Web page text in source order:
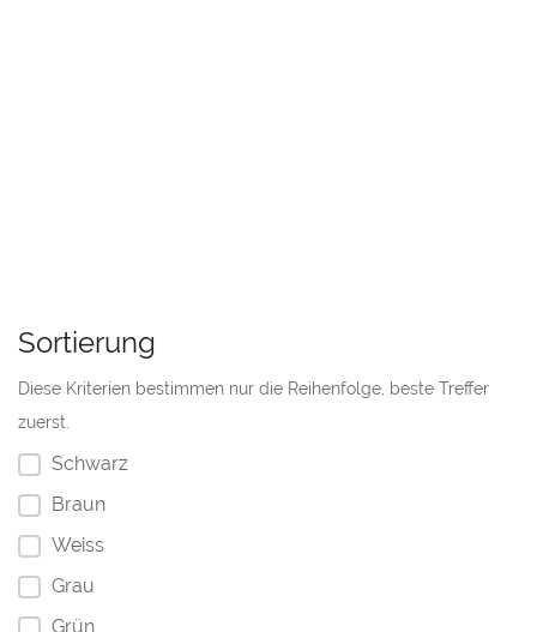
Sortierung
Diese Kriterien bestimmen nur die Reihenfolge, beste Treffer
zuerst.
Schwarz
Braun
Weiss
Grau
Grün